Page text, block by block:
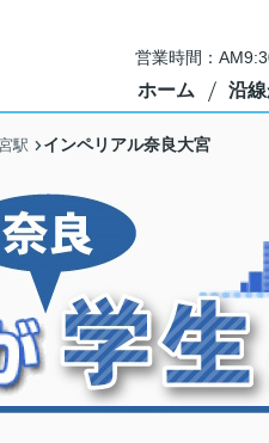
営業時間：
ホーム 沿
駅 インペリアル奈良大宮